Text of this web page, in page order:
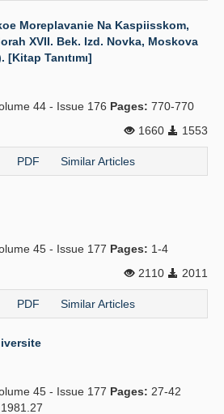
Moreplavanie Na Kaspiisskom,
XVII. Bek. Izd. Novka, Moskova
[Kitap Tanıtımı]
44 - Issue 176 Pages: 770-770
1660
1553
PDF Similar Articles
45 - Issue 177 Pages: 1-4
2110
2011
PDF Similar Articles
45 - Issue 177 Pages: 27-42